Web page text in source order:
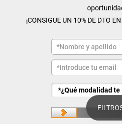
¡CONSIGUE UN 10% DE DTO